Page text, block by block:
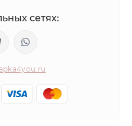
сетях: